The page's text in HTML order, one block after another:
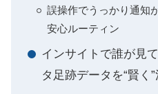
誤操作でうっかり通知
安心ルーティン
インサイトで誰が見
タ足跡データを“賢く